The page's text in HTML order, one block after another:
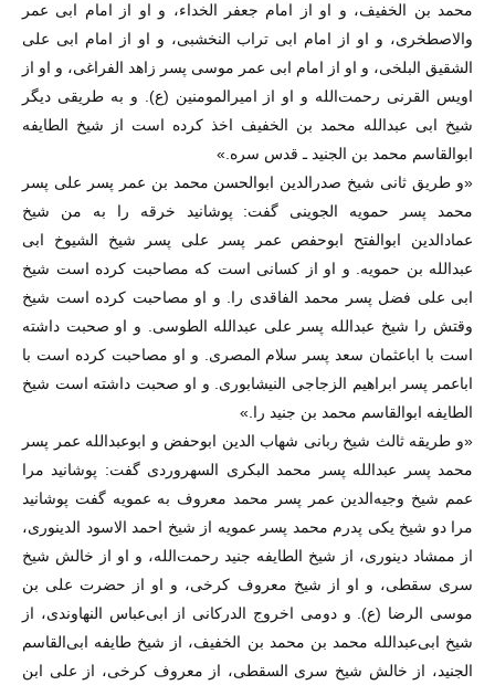
محمد بن الخفیف، و او از امام جعفر الخداء، و او از امام ابی عمر
والاصطخری، و او از امام ابی تراب النخشبی، و او از امام ابی علی
الشقیق البلخی، و او از امام ابی عمر موسی پسر زاهد الفراغی، و او از
اویس القرنی رحمت‌الله و او از امیرالمومنین (ع). و به طریقی دیگر
شیخ ابی عبدالله محمد بن الخفیف اخذ کرده است از شیخ الطایفه
ابوالقاسم محمد بن الجنید ـ قدس سره.»
«و طریق ثانی شیخ صدرالدین ابوالحسن محمد بن عمر پسر علی پسر
محمد پسر حمویه الجوینی گفت: پوشانید خرقه را به من شیخ
عمادالدین ابوالفتح ابوحفص عمر پسر علی پسر شیخ الشیوخ ابی
عبدالله بن حمویه. و او از کسانی است که مصاحبت کرده است شیخ
ابی علی فضل پسر محمد الفاقدی را. و او مصاحبت کرده است شیخ
وقتش را شیخ عبدالله پسر علی عبدالله الطوسی. و او صحبت داشته
است با اباعثمان سعد پسر سلام المصری. و او مصاحبت کرده است با
اباعمر پسر ابراهیم الزجاجی النیشابوری. و او صحبت داشته است شیخ
الطایفه ابوالقاسم محمد بن جنید را.»
«و طریقه ثالث شیخ ربانی شهاب الدین ابوحفض و ابوعبدالله عمر پسر
محمد پسر عبدالله پسر محمد البکری السهروردی گفت: پوشانید مرا
عمم شیخ وجیه‌الدین عمر پسر محمد معروف به عمویه گفت پوشانید
مرا دو شیخ یکی پدرم محمد پسر عمویه از شیخ احمد الاسود الدینوری،
از ممشاد دینوری، از شیخ الطایفه جنید رحمت‌الله، و او از خالش شیخ
سری سقطی، و او از شیخ معروف کرخی، و او از حضرت علی بن
موسی الرضا (ع). و دومی اخروج الدرکانی از ابی‌عباس النهاوندی، از
شیخ ابی‌عبدالله محمد بن محمد بن الخفیف، از شیخ طایفه ابی‌القاسم
الجنید، از خالش شیخ سری السقطی، از معروف کرخی، از علی ابن